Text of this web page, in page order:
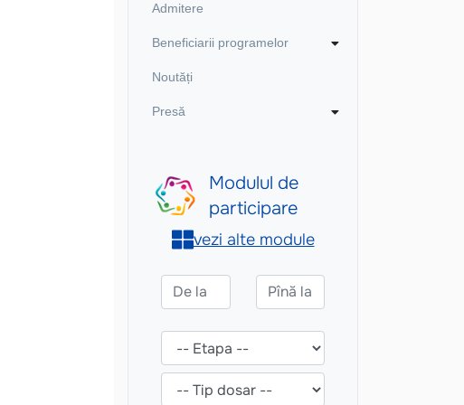
Admitere
Beneficiarii programelor
Noutăți
Presă